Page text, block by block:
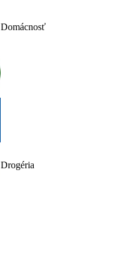
Domácnosť
Drogéria